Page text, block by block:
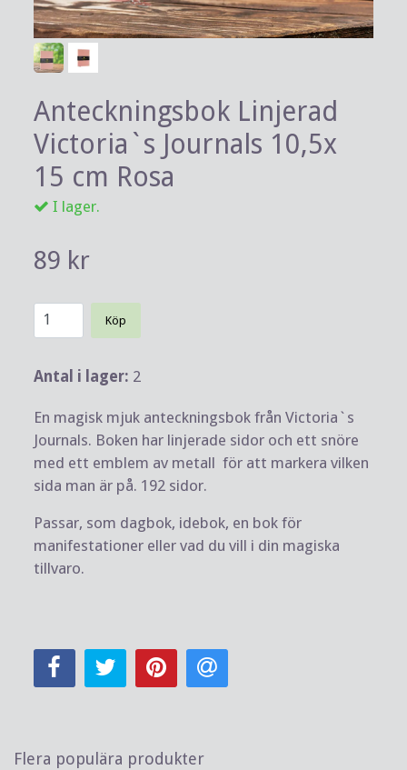
Anteckningsbok Linjerad
Victoria`s Journals 10,5x
15 cm Rosa
I lager.
89 kr
Köp
Antal i lager: 2
En magisk mjuk anteckningsbok från Victoria`s
Journals. Boken har linjerade sidor och ett snöre
med ett emblem av metall för att markera vilken
sida man är på. 192 sidor.
Passar, som dagbok, idebok, en bok för
manifestationer eller vad du vill i din magiska
tillvaro.
Flera populära produkter